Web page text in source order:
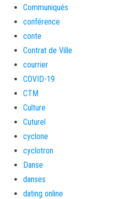
Communiqués
conférence
conte
Contrat de Ville
courrier
COVID-19
CTM
Culture
Cuturel
cyclone
cyclotron
Danse
danses
dating online